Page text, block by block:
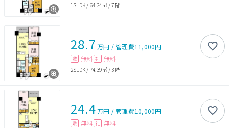
1SLDK / 64.24㎡/7階
28.7 万円 /管理費11,000円
敷 無料 礼 無料
2SLDK / 74.39㎡/3階
24.4万円 /管理費10,000円
敷 無料 礼 無料